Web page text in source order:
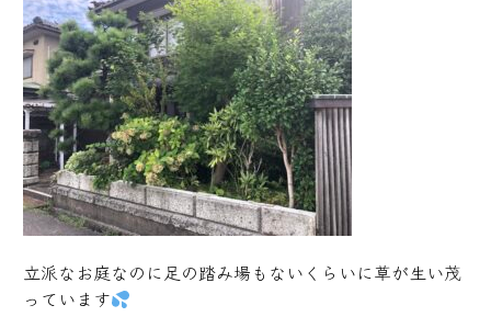
立派なお庭なのに足の踏み場もないくらいに草が生い茂
っています